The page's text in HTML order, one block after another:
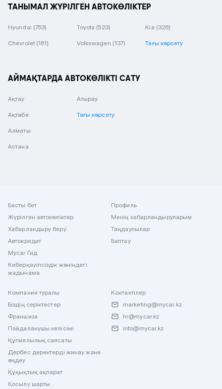
ТАНЫМАЛ ЖҮРІЛГЕН АВТОКӨЛІКТЕР
Hyundai (753) Toyota (523) Kia (326)
Chevrolet (161) Volkswagen (137) Тағы көрсету
АЙМАҚТАРДА АВТОКӨЛІКТІ САТУ
Ақтау
Ақтөбе
Алматы
Астана
Атырау
Тағы көрсету
Басты бет
Жүрілген автокөліктер
Хабарландыру беру
Автокредит
Mycar Гид
Киберқауіпсіздік жөніндегі
жадынама
Профиль
Менің хабарландыруларым
Таңдаулылар
Баптау
Компания туралы
Біздің серіктестер
Франшиза
Пайдаланушы келісімі
Құпиялылық саясаты
Дербес деректерді жинау және
өңдеу
Құқықтық ақпарат
Қосылу шарты
Контактілер
marketing@mycar.kz
hr@mycar.kz
info@mycar.kz